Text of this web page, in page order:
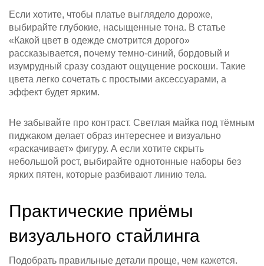
Если хотите, чтобы платье выглядело дороже,
выбирайте глубокие, насыщенные тона. В статье
«Какой цвет в одежде смотрится дорого»
рассказывается, почему темно‑синий, бордовый и
изумрудный сразу создают ощущение роскоши. Такие
цвета легко сочетать с простыми аксессуарами, а
эффект будет ярким.
Не забывайте про контраст. Светлая майка под тёмным
пиджаком делает образ интереснее и визуально
«раскачивает» фигуру. А если хотите скрыть
небольшой рост, выбирайте однотонные наборы без
ярких пятен, которые разбивают линию тела.
Практические приёмы
визуального стайлинга
Подобрать правильные детали проще, чем кажется.